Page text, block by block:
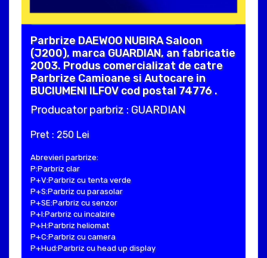
Parbrize DAEWOO NUBIRA Saloon
(J200), marca GUARDIAN, an fabricatie
2003. Produs comercializat de catre
Parbrize Camioane si Autocare in
BUCIUMENI ILFOV cod postal 74776 .
Producator parbriz : GUARDIAN
Pret : 250 Lei
Abrevieri parbrize:
P:Parbriz clar
P+V:Parbriz cu tenta verde
P+S:Parbriz cu parasolar
P+SE:Parbriz cu senzor
P+I:Parbriz cu incalzire
P+H:Parbriz heliomat
P+C:Parbriz cu camera
P+Hud:Parbriz cu head up display